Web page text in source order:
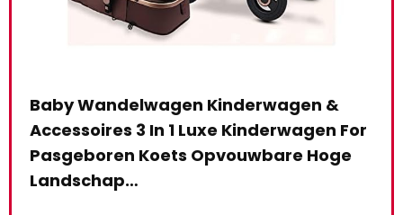
LICHUAN Reizen Systeem
Multifunctionele 3 in 1 Kinderwagen
Hoge Landschap Wandelwagen
Vouwwagen Kinderwagen